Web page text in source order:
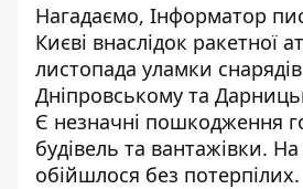
Нагадаємо, Інформатор
Києві внаслідок ракетної
листопада уламки
Дніпровському та
Є незначні пошкодження
будівель та вантажівки.
обійшлося без потерпілих.